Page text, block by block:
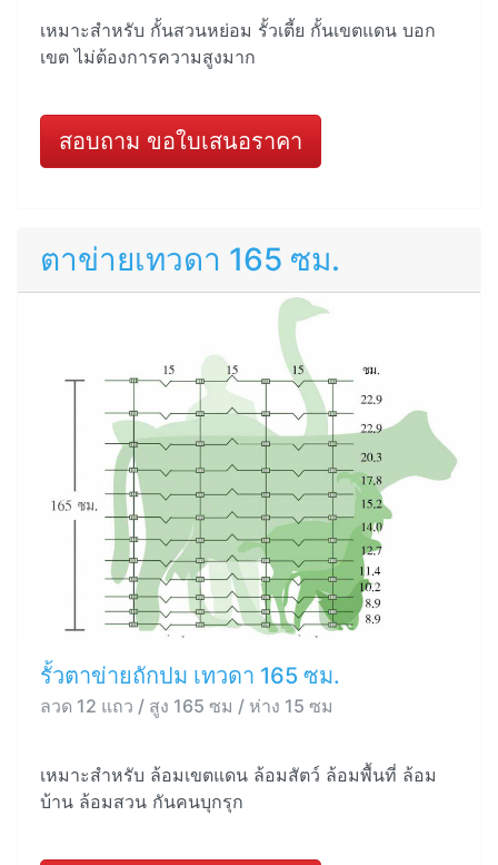
เหมาะสำหรับ กั้นสวนหย่อม รั้วเตี้ย กั้นเขตแดน บอก
เขต ไม่ต้องการความสูงมาก
สอบถาม ขอใบเสนอราคา
ตาข่ายเทวดา 165 ซม.
รั้วตาข่ายถักปม เทวดา 165 ซม.
ลวด 12 แถว / สูง 165 ซม / ห่าง 15 ซม
เหมาะสำหรับ ล้อมเขตแดน ล้อมสัตว์ ล้อมพื้นที่ ล้อม
บ้าน ล้อมสวน กันคนบุกรุก